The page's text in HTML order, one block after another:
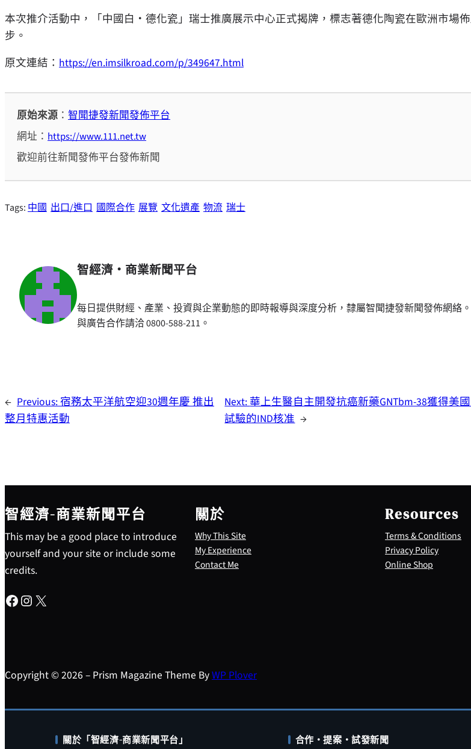
本次推介活動中，「中國白・德化瓷」瑞士推廣展示中心正式揭牌，標志著德化陶瓷在歐洲市場
步。
原文連結： https://en.imsilkroad.com/p/349647.html
原始來源 ：智聞捷發新聞發佈平台
網址：https://www.111.net.tw
歡迎前往新聞發佈平台發佈新聞
Tags: 中國 出口/進口 國際合作 展覽 文化遺產 物流 瑞士
智經濟・商業新聞平台
每日提供財經、產業、投資與企業動態的即時報導與深度分析，隸屬智聞捷發新聞發佈網絡
與廣告合作請洽 0800-588-211。
← Previous:宿務太平洋航空迎30週年慶 推出
整月特惠活動
Next:華上生醫自主開發抗癌新藥GNTbm-38獲得美
試驗的IND核准 →
智經濟-商業新聞平台
This may be a good place to introduce
yourself and your site or include some
credits.
Facebook Instagram X
關於
Why This Site
My Experience
Contact Me
Resources
Terms & Conditions
Privacy Policy
Online Shop
Copyright © 2026 – Prism Magazine Theme ByWP Plover
關於「智經濟-商業新聞平台」 合作・提案・試發新聞